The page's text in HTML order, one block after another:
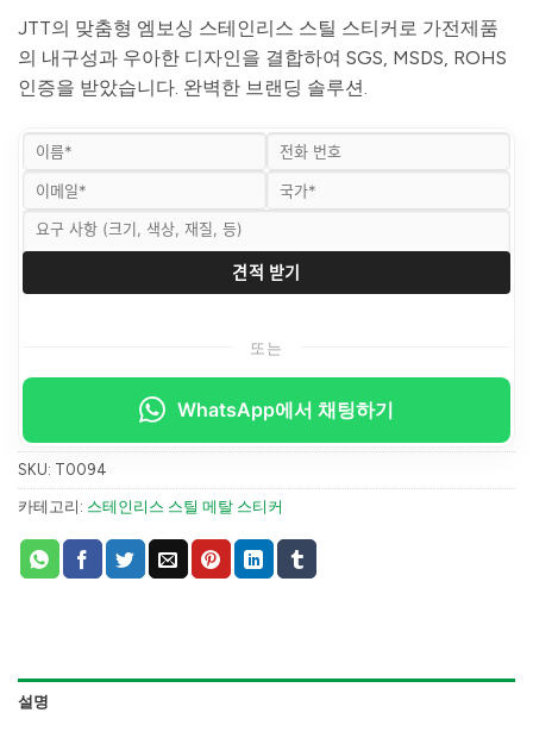
JTT의 맞춤형 엠보싱 스테인리스 스틸 스티커로 가전제품
의 내구성과 우아한 디자인을 결합하여 SGS, MSDS, ROHS
인증을 받았습니다. 완벽한 브랜딩 솔루션.
또는
WhatsApp에서 채팅하기
SKU: T0094
카테고리: 스테인리스 스틸 메탈 스티커
설명